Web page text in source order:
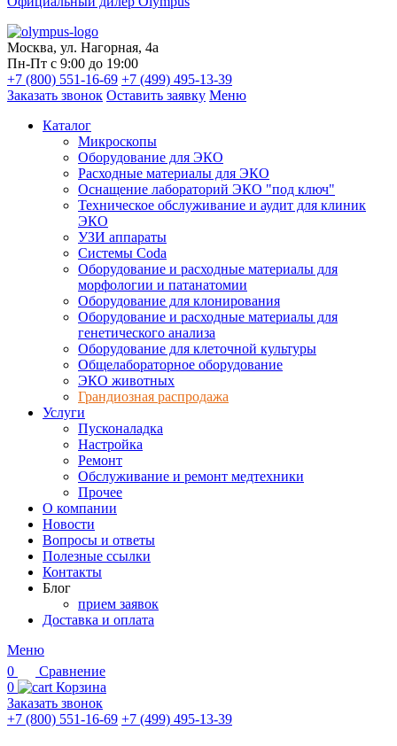
Москва, ул. Нагорная, 4а
Пн-Пт с 9:00 до 19:00
+7 (800) 551-16-69 +7 (499) 495-13-39
Заказать звонок Оставить заявку Меню
Каталог
Микроскопы
Оборудование для ЭКО
Расходные материалы для ЭКО
Оснащение лабораторий ЭКО "под ключ"
Техническое обслуживание и аудит для клиник
ЭКО
УЗИ аппараты
Системы Coda
Оборудование и расходные материалы для
морфологии и патанатомии
Оборудование для клонирования
Оборудование и расходные материалы для
генетического анализа
Оборудование для клеточной культуры
Общелабораторное оборудование
ЭКО животных
Грандиозная распродажа
Услуги
Пусконаладка
Настройка
Ремонт
Обслуживание и ремонт медтехники
Прочее
О компании
Новости
Вопросы и ответы
Полезные ссылки
Контакты
Блог
прием заявок
Доставка и оплата
Меню
0
Сравнение
0
Корзина
Заказать звонок
+7 (800) 551-16-69 +7 (499) 495-13-39